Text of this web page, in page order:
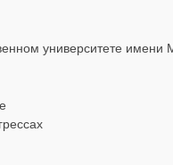
университете